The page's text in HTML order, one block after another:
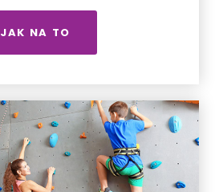
JAK NA TO